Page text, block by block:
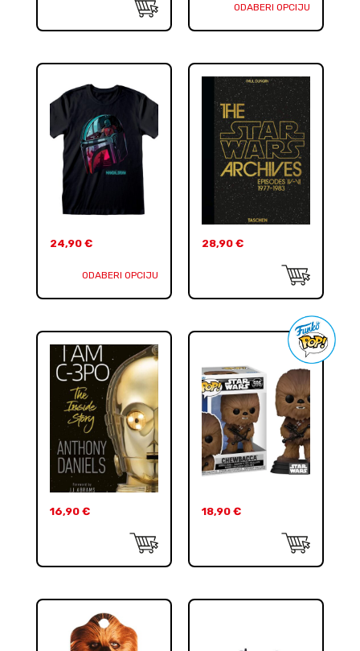
ODABERI OPCIJU
24,90 €
ODABERI OPCIJU
28,90 €
16,90 € 18,90 €